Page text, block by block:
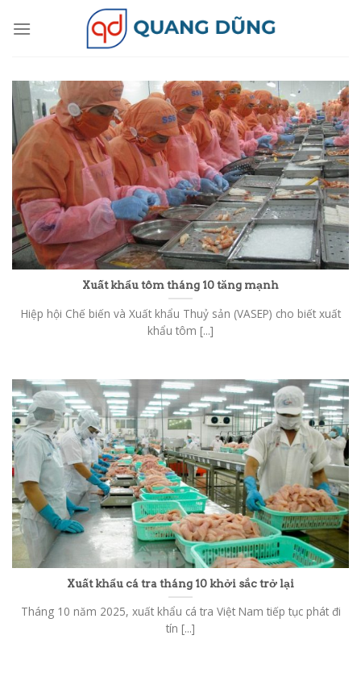
Xuất khẩu tôm tháng 10 tăng mạnh
Hiệp hội Chế biến và Xuất khẩu Thuỷ sản (VASEP) cho biết xuất
khẩu tôm [...]
Xuất khẩu cá tra tháng 10 khởi sắc trở lại
Tháng 10 năm 2025, xuất khẩu cá tra Việt Nam tiếp tục phát đi
tín [...]